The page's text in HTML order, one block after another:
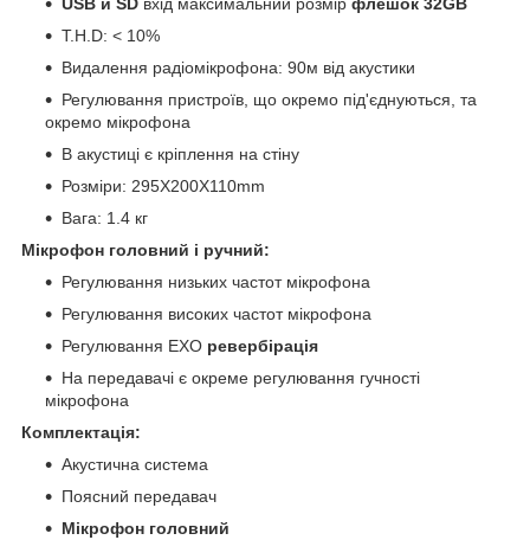
T.H.D: < 10%
Видалення радіомікрофона: 90м від акустики
Регулювання пристроїв, що окремо під'єднуються, та
окремо мікрофона
В акустиці є кріплення на стіну
Розміри: 295X200X110mm
Вага: 1.4 кг
Мікрофон головний і ручний:
Регулювання низьких частот мікрофона
Регулювання високих частот мікрофона
Регулювання ЕХО ревербірація
На передавачі є окреме регулювання гучності
мікрофона
Комплектація:
Акустична система
Поясний передавач
Мікрофон головний